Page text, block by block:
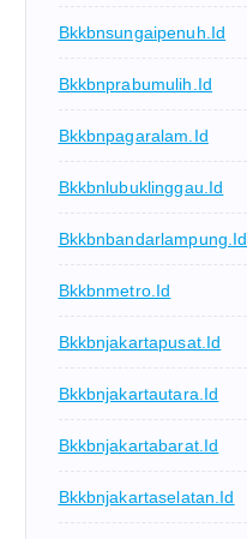
Bkkbnsungaipenuh.id
Bkkbnprabumulih.id
Bkkbnpagaralam.id
Bkkbnlubuklinggau.id
Bkkbnbandarlampung.id
Bkkbnmetro.id
Bkkbnjakartapusat.id
Bkkbnjakartautara.id
Bkkbnjakartabarat.id
Bkkbnjakartaselatan.id